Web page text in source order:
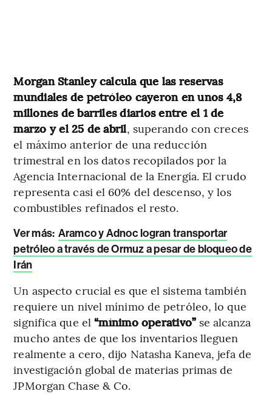
Morgan Stanley calcula que las reservas
mundiales de petróleo cayeron en unos 4,8
millones de barriles diarios entre el 1 de
marzo y el 25 de abril, superando con creces
el máximo anterior de una reducción
trimestral en los datos recopilados por la
Agencia Internacional de la Energía. El crudo
representa casi el 60% del descenso, y los
combustibles refinados el resto.
Ver más: Aramco y Adnoc logran transportar
petróleo a través de Ormuz a pesar de bloqueo de
Irán
Un aspecto crucial es que el sistema también
requiere un nivel mínimo de petróleo, lo que
significa que el“mínimo operativo”se alcanza
mucho antes de que los inventarios lleguen
realmente a cero, dijo Natasha Kaneva, jefa de
investigación global de materias primas de
JPMorgan Chase & Co.